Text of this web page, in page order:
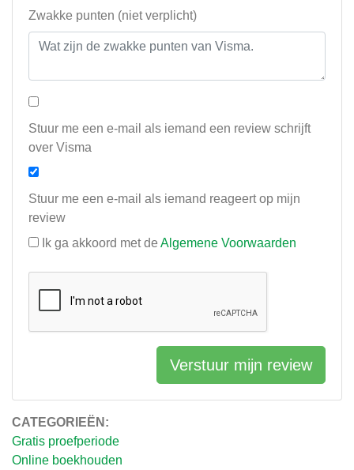
CATEGORIEËN:
Gratis proefperiode
Online boekhouden
Zwakke punten (niet verplicht)
Stuur me een e-mail als iemand een review schrijft
over Visma
Stuur me een e-mail als iemand reageert op mijn
review
Ik ga akkoord met de Algemene Voorwaarden
Verstuur mijn review